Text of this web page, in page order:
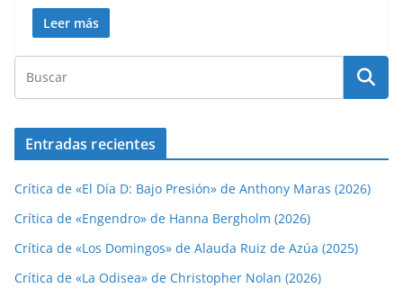
Leer más
Entradas recientes
Crítica de «El Día D: Bajo Presión» de Anthony Maras (2026)
Crítica de «Engendro» de Hanna Bergholm (2026)
Crítica de «Los Domingos» de Alauda Ruiz de Azúa (2025)
Crítica de «La Odisea» de Christopher Nolan (2026)